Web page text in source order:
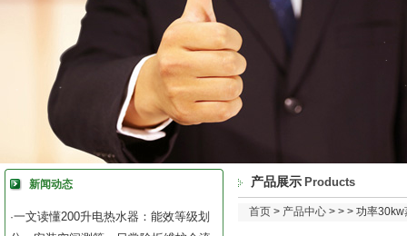
新闻动态
·一文读懂200升电热水器：能效等级划
产品展示 Products
首页 > 产品中心 > > > 功率